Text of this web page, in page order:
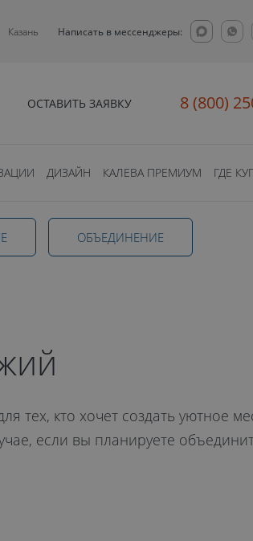
Казань Написать в мессенджеры:
ОСТАВИТЬ ЗАЯВКУ 8 (800)
ДИЗАЙН КАЛЕВА ПРЕМИУМ ГДЕ
ОБЪЕДИНЕНИЕ
тех, кто хочет создать уютное
если вы планируете